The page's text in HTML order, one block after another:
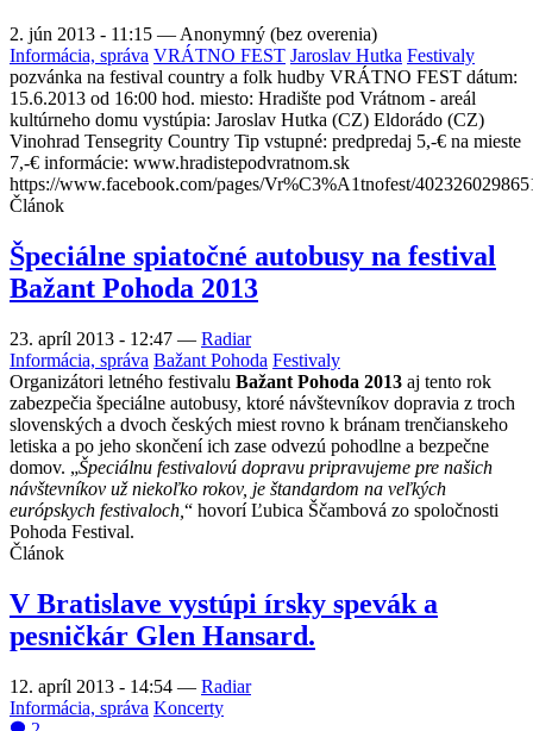
2. jún 2013 - 11:15 — Anonymný (bez overenia)
Informácia, správa VRÁTNO FEST Jaroslav Hutka Festivaly
pozvánka na festival country a folk hudby VRÁTNO FEST dátum:
15.6.2013 od 16:00 hod. miesto: Hradište pod Vrátnom - areál
kultúrneho domu vystúpia: Jaroslav Hutka (CZ) Eldorádo (CZ)
Vinohrad Tensegrity Country Tip vstupné: predpredaj 5,-€ na mieste
7,-€ informácie: www.hradistepodvratnom.sk
https://www.facebook.com/pages/Vr%C3%A1tnofest/
Článok
Špeciálne spiatočné autobusy na festival
Bažant Pohoda 2013
23. apríl 2013 - 12:47 — Radiar
Informácia, správa Bažant Pohoda Festivaly
Organizátori letného festivalu Bažant Pohoda 2013 aj tento rok
zabezpečia špeciálne autobusy, ktoré návštevníkov dopravia z troch
slovenských a dvoch českých miest rovno k bránam trenčianskeho
letiska a po jeho skončení ich zase odvezú pohodlne a bezpečne
domov. „Špeciálnu festivalovú dopravu pripravujeme pre našich
návštevníkov už niekoľko rokov, je štandardom na veľkých
európskych festivaloch, “ hovorí Ľubica Ščambová zo spoločnosti
Pohoda Festival.
Článok
V Bratislave vystúpi írsky spevák a
pesničkár Glen Hansard.
12. apríl 2013 - 14:54 — Radiar
Informácia, správa Koncerty